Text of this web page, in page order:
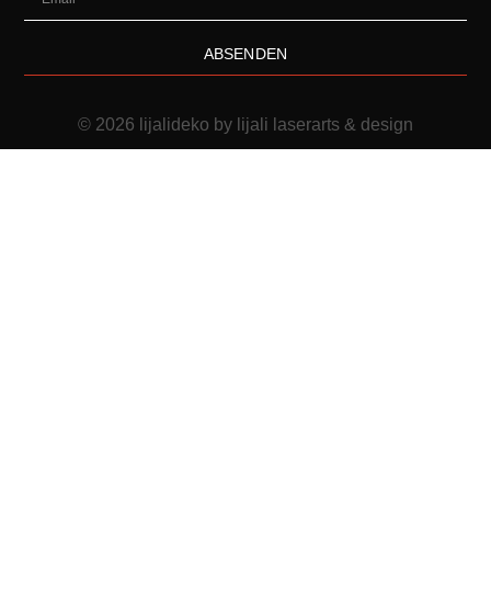
ABSENDEN
© 2026 lijalideko by lijali laserarts & design